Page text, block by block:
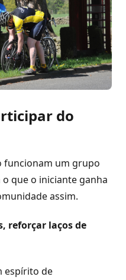
do
funcionam um grupo
que o iniciante ganha
assim.
reforçar laços de
espírito de